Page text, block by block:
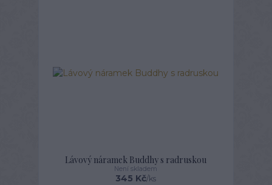
Lávový náramek Buddhy s radruskou
345 Kč/ks
Není skladem